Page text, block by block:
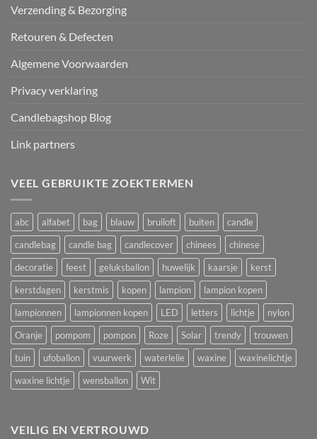
Verzending & Bezorging
Retouren & Defecten
Algemene Voorwaarden
Privacy verklaring
Candlebagshop Blog
Link partners
VEEL GEBRUIKTE ZOEKTERMEN
abc alfabet bag blauw bruiloft buiten
candle
candlebag
candle bag candlecover chinees
chinese
decoratie
feest geluksballon huwelijk kaarsje
kerst
kerstdagen
kerstmis kopen lampion
lampion kopen
lampionnen
lampionnen kopen LED letters lichtje
nylon
Oranje
pompom pompon Roze Solar trendy
trouwen
tuin
ufoballon vuurwerk waterlelie waxine
waxinelichtje
waxine lichtje
wensballon Wit
VEILIG EN VERTROUWD